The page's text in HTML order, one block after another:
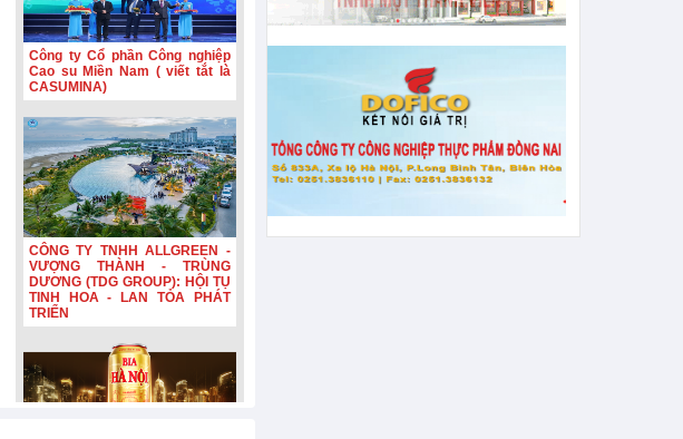
Công ty Cổ phần Công nghiệp
Cao su Miền Nam ( viết tắt là
CASUMINA)
CÔNG TY TNHH ALLGREEN -
VƯỢNG THÀNH - TRÙNG
DƯƠNG (TDG GROUP): HỘI TỤ
TINH HOA - LAN TỎA PHÁT
TRIỂN